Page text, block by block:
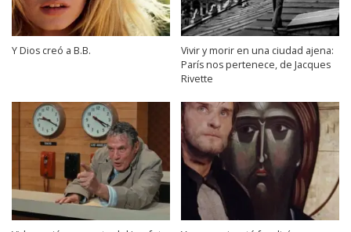
Y Dios creó a B.B.
Vivir y morir en una ciudad ajena:
París nos pertenece, de Jacques
Rivette